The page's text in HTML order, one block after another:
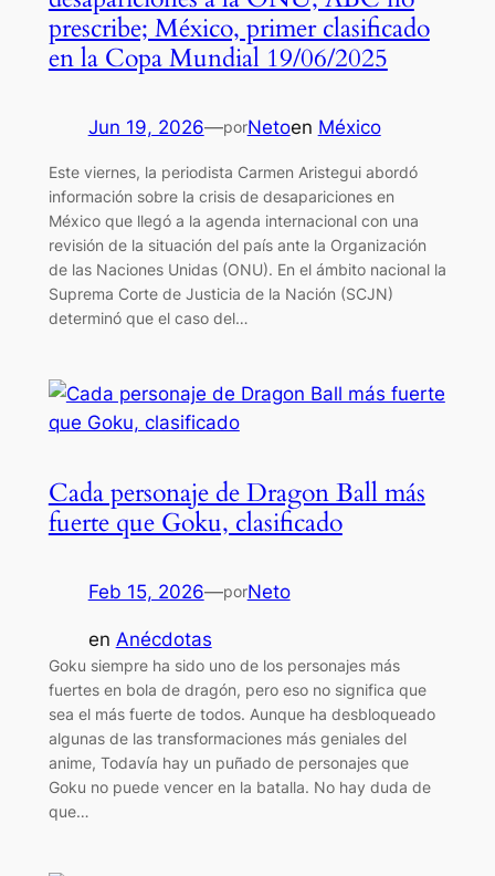
prescribe; México, primer clasificado
en la Copa Mundial 19/06/2025
Jun 19, 2026—porNetoen México
Este viernes, la periodista Carmen Aristegui abordó
información sobre la crisis de desapariciones en
México que llegó a la agenda internacional con una
revisión de la situación del país ante la Organización
de las Naciones Unidas (ONU). En el ámbito nacional la
Suprema Corte de Justicia de la Nación (SCJN)
determinó que el caso del…
Cada personaje de Dragon Ball más
fuerte que Goku, clasificado
Feb 15, 2026—porNeto
en Anécdotas
Goku siempre ha sido uno de los personajes más
fuertes en bola de dragón, pero eso no significa que
sea el más fuerte de todos. Aunque ha desbloqueado
algunas de las transformaciones más geniales del
anime, Todavía hay un puñado de personajes que
Goku no puede vencer en la batalla. No hay duda de
que…